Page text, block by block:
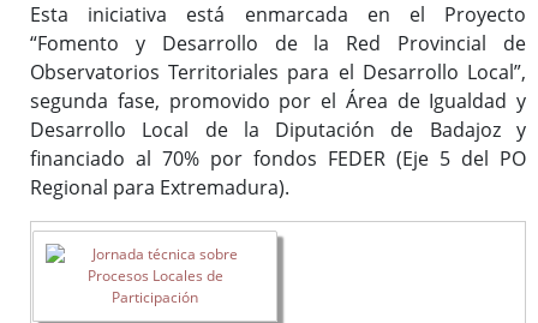
Esta iniciativa está enmarcada en el Proyecto
“Fomento y Desarrollo de la Red Provincial de
Observatorios Territoriales para el Desarrollo Local”,
segunda fase, promovido por el Área de Igualdad y
Desarrollo Local de la Diputación de Badajoz y
financiado al 70% por fondos FEDER (Eje 5 del PO
Regional para Extremadura).